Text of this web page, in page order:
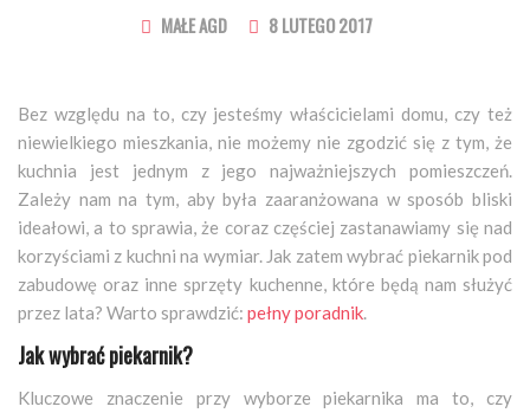
MAŁE AGD 8 LUTEGO 2017
Bez względu na to, czy jesteśmy właścicielami domu, czy też
niewielkiego mieszkania, nie możemy nie zgodzić się z tym, że
kuchnia jest jednym z jego najważniejszych pomieszczeń.
Zależy nam na tym, aby była zaaranżowana w sposób bliski
ideałowi, a to sprawia, że coraz częściej zastanawiamy się nad
korzyściami z kuchni na wymiar. Jak zatem wybrać piekarnik pod
zabudowę oraz inne sprzęty kuchenne, które będą nam służyć
przez lata? Warto sprawdzić: pełny poradnik.
Jak wybrać piekarnik?
Kluczowe znaczenie przy wyborze piekarnika ma to, czy